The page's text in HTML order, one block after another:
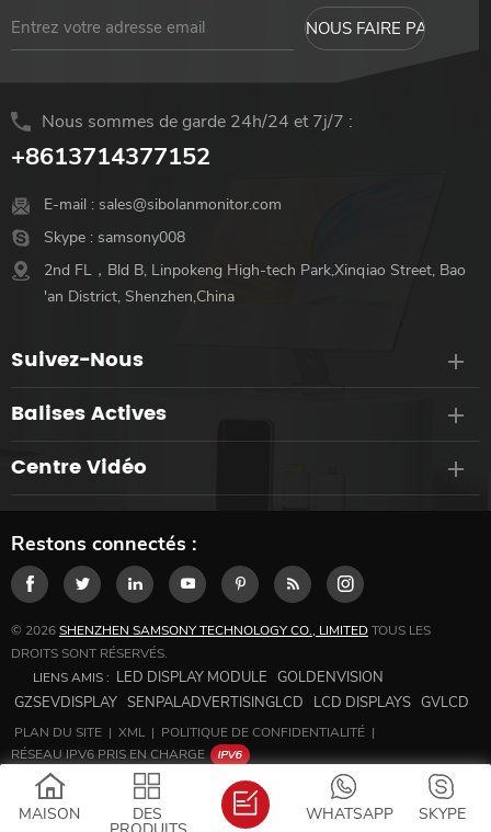
Nous sommes de garde 24h/24 et 7j/7 :
+8613714377152
E-mail : sales@sibolanmonitor.com
Skype : samsony008
2nd FL，Bld B, Linpokeng High-tech Park,Xinqiao Street, Bao
'an District, Shenzhen,China
Suivez-Nous
Balises Actives
Centre Vidéo
Restons connectés :
© 2026SHENZHEN SAMSONY TECHNOLOGY CO., LIMITED TOUS LES
DROITS SONT RÉSERVÉS.
LIENS AMIS : LED DISPLAY MODULE GOLDENVISION
GZSEVDISPLAY SENPALADVERTISINGLCD LCD DISPLAYS GVLCD
PLAN DU SITE | XML | POLITIQUE DE CONFIDENTIALITÉ |
RÉSEAU IPV6 PRIS EN CHARGE
MAISON DES SKYPE
WHATSAPP